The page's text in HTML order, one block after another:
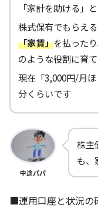
「家計を助ける」
株式保有でもらえ
「家賃」を払った
のような役割に育
現在「3,000円/月
分くらいです
中途パパ
株主
も、
■運用口座と状況の